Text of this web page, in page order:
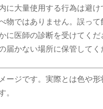
に大量使用する行為は避け
物ではありません。誤っ
に医師の診断を受けてくだ
届かない場所に保管してく
ージです。実際とは色や形
。